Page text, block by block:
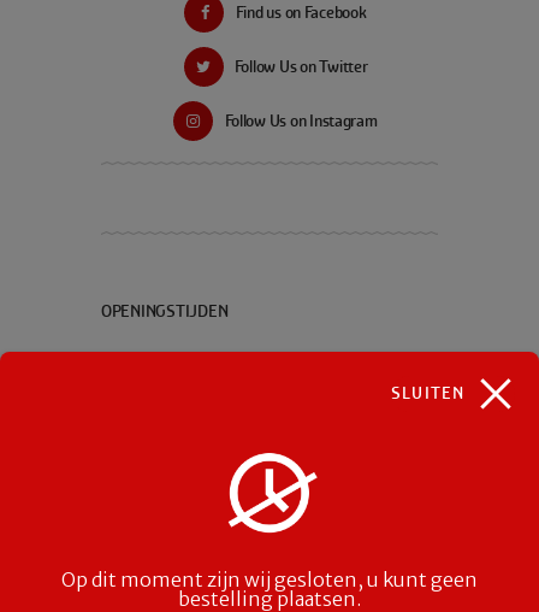
Find us on Facebook
Follow Us on Twitter
Follow Us on Instagram
OPENINGSTIJDEN
Vrijdag: 16:00 - 23:00
Zaterdag: 16:00 - 23:00
Zondag: 16:00 - 23:00
Keuken open tot 22:00
SLUITEN
Op dit moment zijn wij gesloten, u kunt geen
bestelling plaatsen.